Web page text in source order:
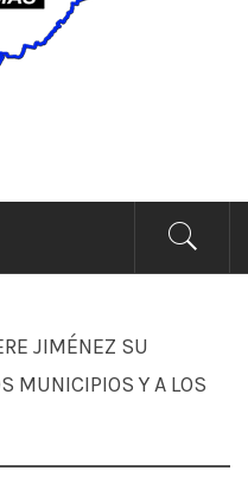
JIMÉNEZ SU
MUNICIPIOS Y A LOS